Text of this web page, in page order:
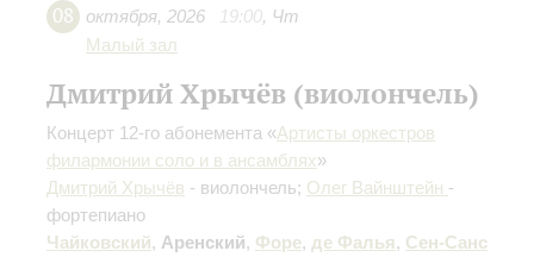
08 октября, 2026 19:00, Чт
Малый зал
Дмитрий Хрычёв (виолончель)
Концерт 12-го абонемента «Артисты оркестров
филармонии соло и в ансамблях»
Дмитрий Хрычёв - виолончель; Олег Вайнштейн -
фортепиано
Чайковский, Аренский, Форе, де Фалья, Сен-Санс